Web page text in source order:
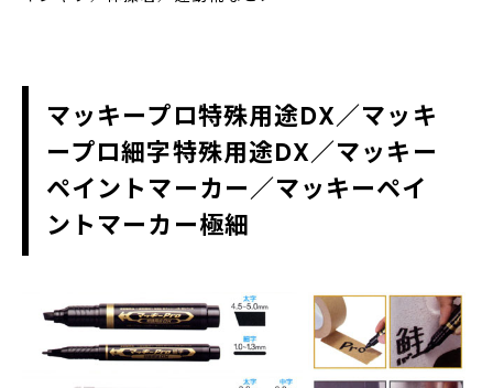
マッキープロ特殊用途DX／マッキ
ープロ細字特殊用途DX／マッキー
ペイントマーカー／マッキーペイ
ントマーカー極細